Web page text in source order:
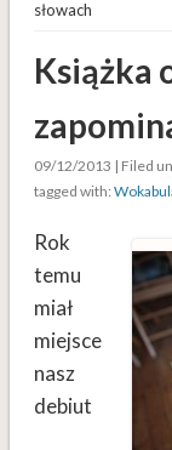
słowach
Książka
09/12/2013 | Filed
tagged with:
Rok
temu
miał
miejsce
nasz
debiut